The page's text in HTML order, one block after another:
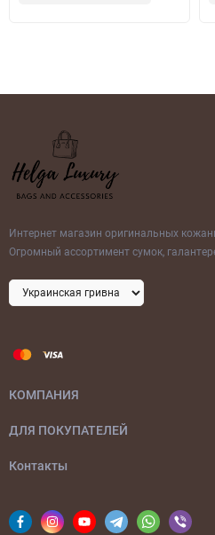
Интернет магазин оригинальных
Огромный ассортимент сумок,
КОМПАНИЯ
ДЛЯ ПОКУПАТЕЛЕЙ
Контакты